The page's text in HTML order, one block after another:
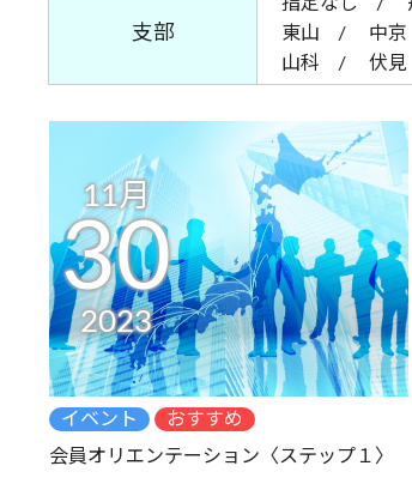
支部
東山
中京
山科
伏見
11月
30
2023
イベント
おすすめ
会員オリエンテーション〈ステップ１〉